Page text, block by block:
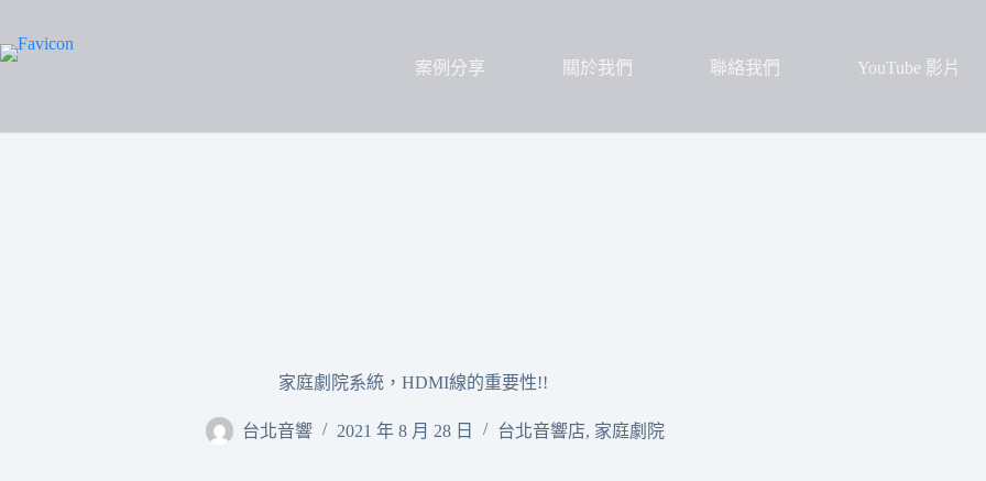
案例分享 關於我們 聯絡我們 YouTube 影片
家庭劇院系統，HDMI線的重要性!!
台北音響 2021 年 8 月 28 日 台北音響店, 家庭劇院